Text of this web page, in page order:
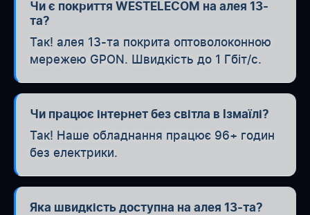
Чи є покриття WESTELECOM на алея 13-
та?
Так! алея 13-та покрита оптоволоконною
мережею GPON. Швидкість до 1 Гбіт/с.
Чи працює інтернет без світла в Ізмаїлі?
Так! Наше обладнання працює 96+ годин
без електрики.
Яка швидкість доступна на алея 13-та?